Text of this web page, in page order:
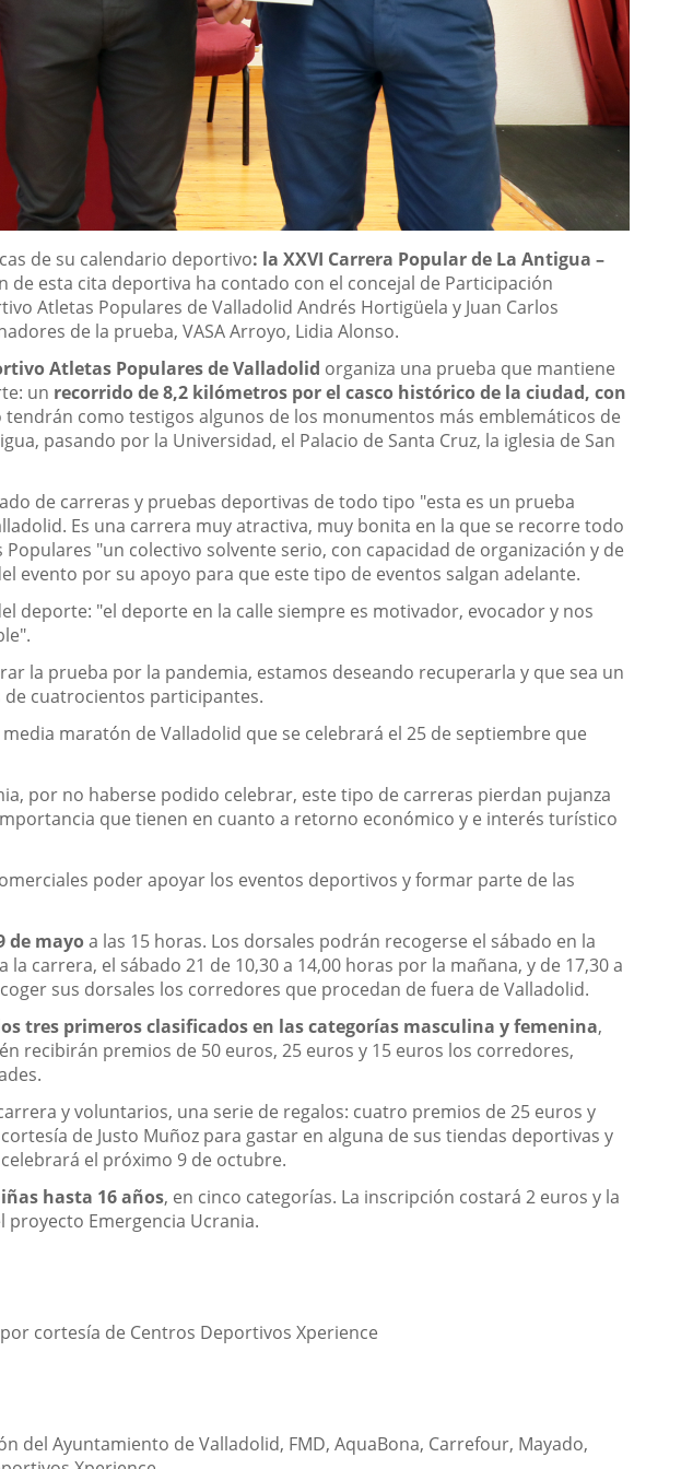
de su calendario deportivo: la XXVI Carrera Popular de La Antigua –
de esta cita deportiva ha contado con el concejal de Participación
Atletas Populares de Valladolid Andrés Hortigüela y Juan Carlos
de la prueba, VASA Arroyo, Lidia Alonso.
Atletas Populares de Valladolid organiza una prueba que mantiene
un recorrido de 8,2 kilómetros por el casco histórico de la ciudad, con
como testigos algunos de los monumentos más emblemáticos de
pasando por la Universidad, el Palacio de Santa Cruz, la iglesia de San
de carreras y pruebas deportivas de todo tipo "esta es un prueba
Es una carrera muy atractiva, muy bonita en la que se recorre todo
"un colectivo solvente serio, con capacidad de organización y de
evento por su apoyo para que este tipo de eventos salgan adelante.
deporte: "el deporte en la calle siempre es motivador, evocador y nos
la prueba por la pandemia, estamos deseando recuperarla y que sea un
cuatrocientos participantes.
maratón de Valladolid que se celebrará el 25 de septiembre que
por no haberse podido celebrar, este tipo de carreras pierdan pujanza
que tienen en cuanto a retorno económico y e interés turístico
poder apoyar los eventos deportivos y formar parte de las
de mayoa las 15 horas. Los dorsales podrán recogerse el sábado en la
carrera, el sábado 21 de 10,30 a 14,00 horas por la mañana, y de 17,30 a
sus dorsales los corredores que procedan de fuera de Valladolid.
tres primeros clasificados en las categorías masculina y femenina,
recibirán premios de 50 euros, 25 euros y 15 euros los corredores,
y voluntarios, una serie de regalos: cuatro premios de 25 euros y
de Justo Muñoz para gastar en alguna de sus tiendas deportivas y
el próximo 9 de octubre.
hasta 16 años, en cinco categorías. La inscripción costará 2 euros y la
Emergencia Ucrania.
cortesía de Centros Deportivos Xperience
del Ayuntamiento de Valladolid, FMD, AquaBona, Carrefour, Mayado,